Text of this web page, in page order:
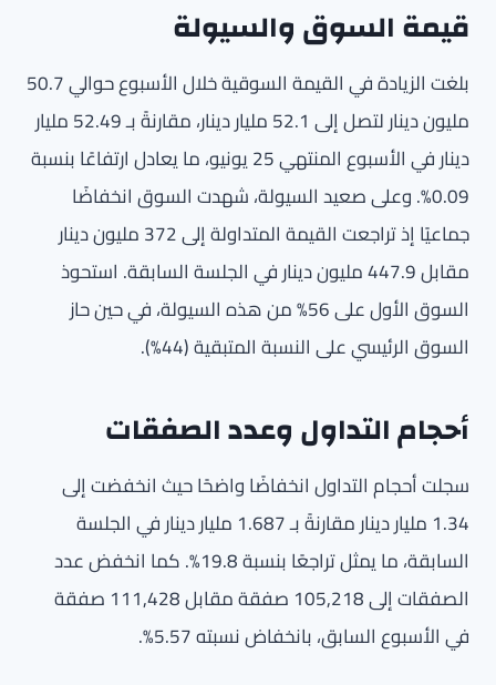
قيمة السوق والسيولة
بلغت الزيادة في القيمة السوقية خلال الأسبوع حوالي 50.7
مليون دينار لتصل إلى 52.1 مليار دينار، مقارنةً بـ 52.49 مليار
دينار في الأسبوع المنتهي 25 يونيو، ما يعادل ارتفاعًا بنسبة
0.09%. وعلى صعيد السيولة، شهدت السوق انخفاضًا
جماعيًا إذ تراجعت القيمة المتداولة إلى 372 مليون دينار
مقابل 447.9 مليون دينار في الجلسة السابقة. استحوذ
السوق الأول على 56% من هذه السيولة، في حين حاز
السوق الرئيسي على النسبة المتبقية (44%).
أحجام التداول وعدد الصفقات
سجلت أحجام التداول انخفاضًا واضحًا حيث انخفضت إلى
1.34 مليار دينار مقارنةً بـ 1.687 مليار دينار في الجلسة
السابقة، ما يمثل تراجعًا بنسبة 19.8%. كما انخفض عدد
الصفقات إلى 105,218 صفقة مقابل 111,428 صفقة
في الأسبوع السابق، بانخفاض نسبته 5.57%.